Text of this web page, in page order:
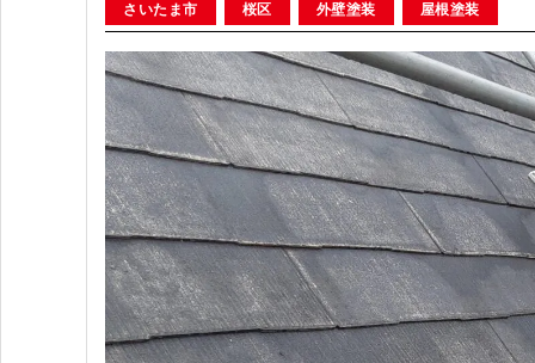
さいたま市 桜区 外壁塗装 屋根塗装